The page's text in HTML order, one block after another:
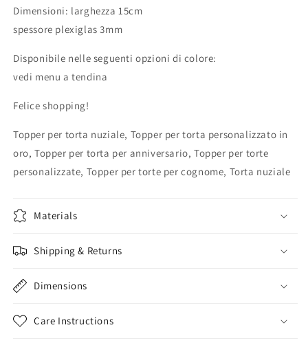
in
sagomato
laser
in
sagomato
laser
Dimensioni: larghezza 15cm
spessore plexiglas 3mm
Disponibile nelle seguenti opzioni di colore:
vedi menu a tendina
Felice shopping!
Topper per torta nuziale, Topper per torta personalizzato in
oro, Topper per torta per anniversario, Topper per torte
personalizzate, Topper per torte per cognome, Torta nuziale
Materials
Shipping & Returns
Dimensions
Care Instructions